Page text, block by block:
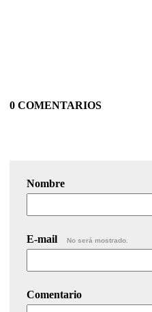
0 COMENTARIOS
Nombre
E-mail No será mostrado.
Comentario